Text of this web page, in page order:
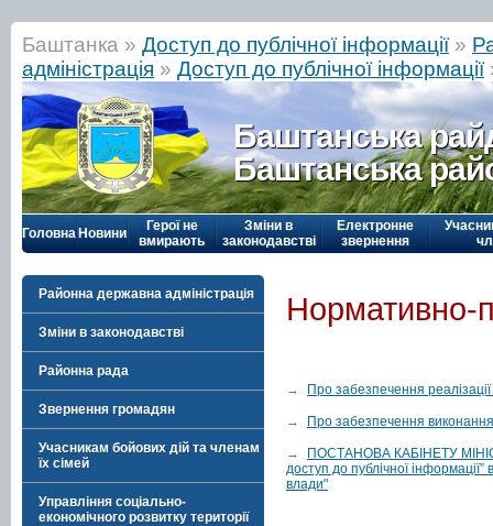
Баштанка » Доступ до публічної інформації»
адміністрація » Доступ до публічної інформації
Баштанська
Баштанська
Головна Новини
Герої не
вмирають
Зміни в
законодавстві
Електронне
звернення
Районна державна адміністрація
Зміни в законодавстві
Районна рада
Звернення громадян
Учасникам бойових дій та членам
їх сімей
Управління соціально-
економічного розвитку території
Нормативно-
→ Про забезпечення
→ Про забезпечення виконання
→
ПОСТАНОВА КАБІНЕТУ
доступ до публічної
влади"